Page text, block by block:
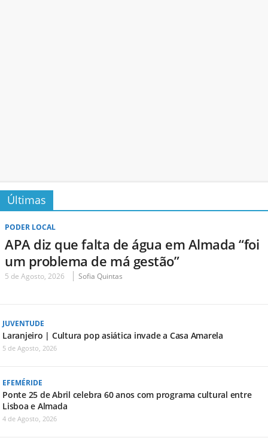
Últimas
PODER LOCAL
APA diz que falta de água em Almada “foi
um problema de má gestão”
5 de Agosto, 2026 Sofia Quintas
JUVENTUDE
Laranjeiro | Cultura pop asiática invade a Casa Amarela
5 de Agosto, 2026
EFEMÉRIDE
Ponte 25 de Abril celebra 60 anos com programa cultural entre
Lisboa e Almada
4 de Agosto, 2026